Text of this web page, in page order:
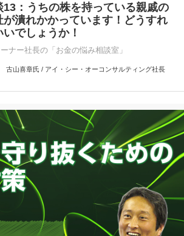
13：うちの株を持っている親戚の
が潰れかかっています！どうすれ
いでしょうか！
ナー社長の「お金の悩み相談室」
古山喜章氏 / アイ・シー・オーコンサルティング社長